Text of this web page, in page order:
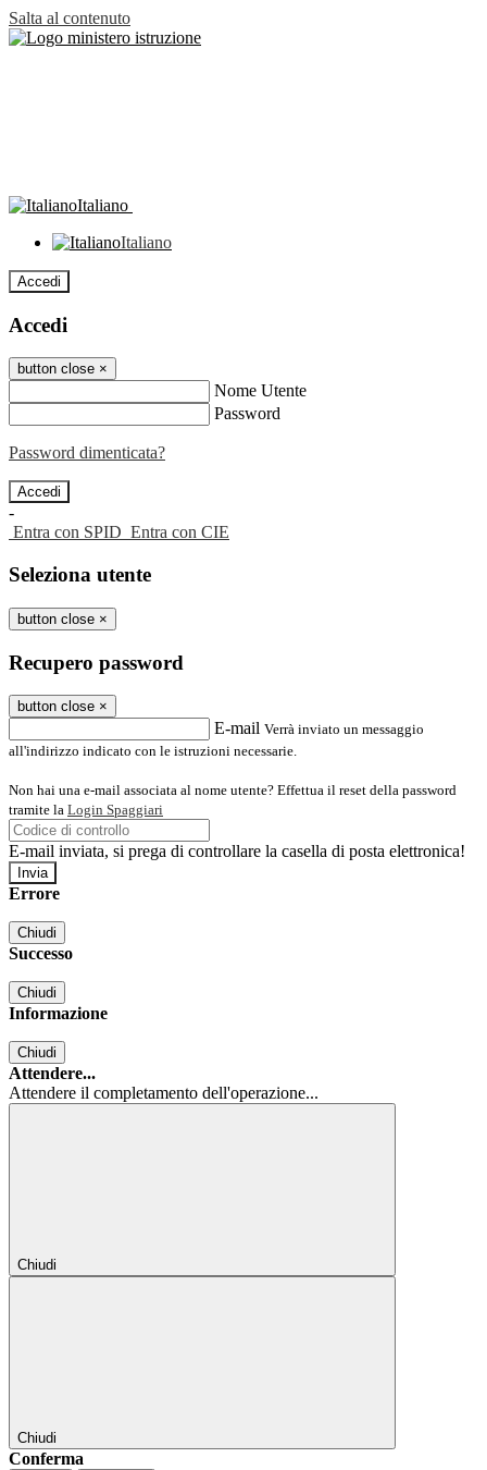
Salta al contenuto
Italiano
Italiano
Accedi
Accedi
button close ×
Nome Utente
Password
Password dimenticata?
-
Entra con SPID Entra con CIE
Seleziona utente
button close ×
Recupero password
button close ×
E-mail Verrà inviato un messaggio
all'indirizzo indicato con le istruzioni necessarie.
Non hai una e-mail associata al nome utente? Effettua il reset della password
tramite la Login Spaggiari
E-mail inviata, si prega di controllare la casella di posta elettronica!
Errore
Chiudi
Successo
Chiudi
Informazione
Chiudi
Attendere...
Attendere il completamento dell'operazione...
Chiudi
Chiudi
Conferma